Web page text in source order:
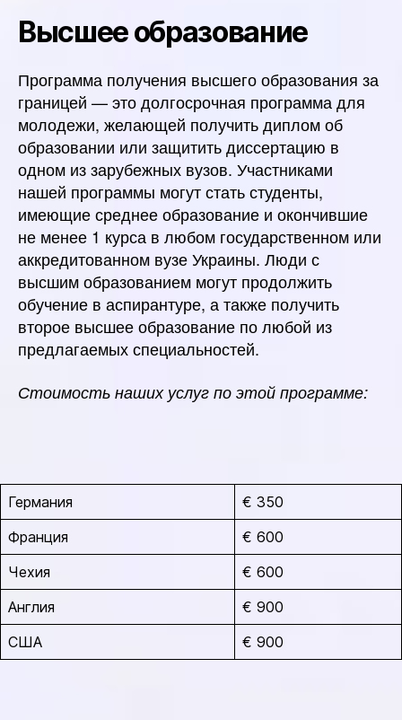
Высшее образование
Программа получения высшего образования за
границей — это долгосрочная программа для
молодежи, желающей получить диплом об
образовании или защитить диссертацию в
одном из зарубежных вузов. Участниками
нашей программы могут стать студенты,
имеющие среднее образование и окончившие
не менее 1 курса в любом государственном или
аккредитованном вузе Украины. Люди с
высшим образованием могут продолжить
обучение в аспирантуре, а также получить
второе высшее образование по любой из
предлагаемых специальностей.
Стоимость наших услуг по этой программе:
Германия
€ 350
Франция
€ 600
Чехия
€ 600
Англия
€ 900
США
€ 900